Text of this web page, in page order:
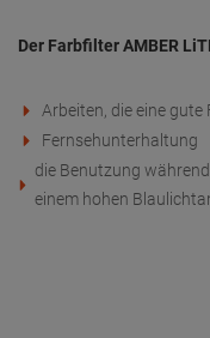
Der Farbfilter AMBER
Arbeiten, die eine
Fernsehunterhaltung
die Benutzung
einem hohen